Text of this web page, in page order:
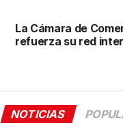
de movilidad del
vinculadas a
una
ella, los participantes
La Cámara de
refuerza su red
NOTICIAS